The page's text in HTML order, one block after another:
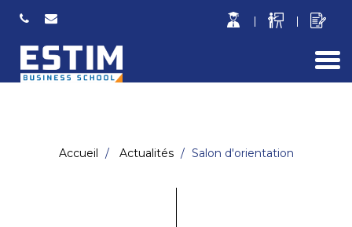
Accueil Actualités Salon d'orientation